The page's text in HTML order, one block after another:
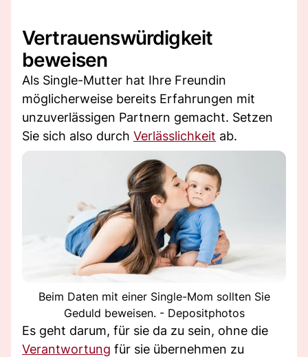
Vertrauenswürdigkeit
beweisen
Als Single-Mutter hat Ihre Freundin
möglicherweise bereits Erfahrungen mit
unzuverlässigen Partnern gemacht. Setzen
Sie sich also durch Verlässlichkeit ab.
Beim Daten mit einer Single-Mom sollten Sie
Geduld beweisen. - Depositphotos
Es geht darum, für sie da zu sein, ohne die
Verantwortung für sie übernehmen zu